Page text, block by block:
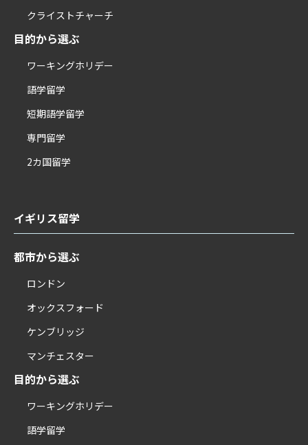
クライストチャーチ
目的から選ぶ
ワーキングホリデー
語学留学
短期語学留学
専門留学
2カ国留学
イギリス留学
都市から選ぶ
ロンドン
オックスフォード
ケンブリッジ
マンチェスター
目的から選ぶ
ワーキングホリデー
語学留学